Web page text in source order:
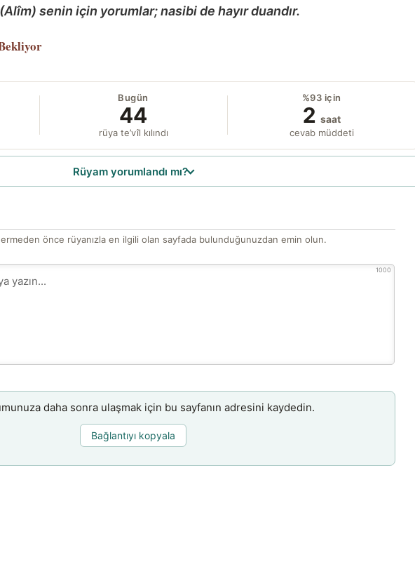
senin için yorumlar; nasibi de hayır duandır.
Bugün
44
rüya te’vîl kılındı
%93 için
2 saat
cevab müddeti
Rüyam yorumlandı mı?
önce rüyanızla en ilgili olan sayfada bulunduğunuzdan emin olun.
1000
daha sonra ulaşmak için bu sayfanın adresini kaydedin.
Bağlantıyı kopyala